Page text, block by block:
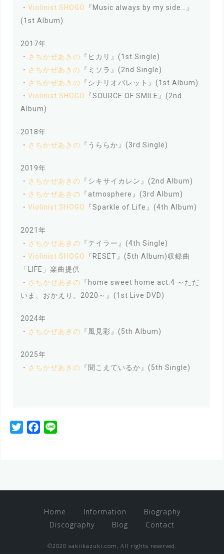
・ Violinist SHOGO
『Music always by my side…』
(1st Album)
2017年
・ さちかぜあきの 『ヒカリ』(1st Single)
・ さちかぜあきの 『ミソラ』(2nd Single)
・ さちかぜあきの 『シナリオパレット』(1st Album)
・ Violinist SHOGO
『SOURCE OF SMILE』(2nd
Album)
2018年
・ さちかぜあきの 『うららか』(3rd Single)
2019年
・ さちかぜあきの 『シキサイカレン』(2nd Album)
・ さちかぜあきの 『atmosphere』(3rd Album)
・ Violinist SHOGO 『Sparkle of Life』(4th Album)
2021年
・ さちかぜあきの 『テイラー』(4th Single)
・ Violinist SHOGO
『RESET』(5th Album)収録曲
「LIFE」楽曲提供
・ さちかぜあきの 『home sweet home act.4 ～ただ
いま、おかえり。2020～』(1st Live DVD)
2024年
・ さちかぜあきの 『風見彩』(5th Album)
2025年
・ さちかぜあきの 『聞こえているか』(5th Single)
e
o
Home Information
Biography
Discography
Blog Contact
©2020 sakiikazuki.com, All rights reserved.